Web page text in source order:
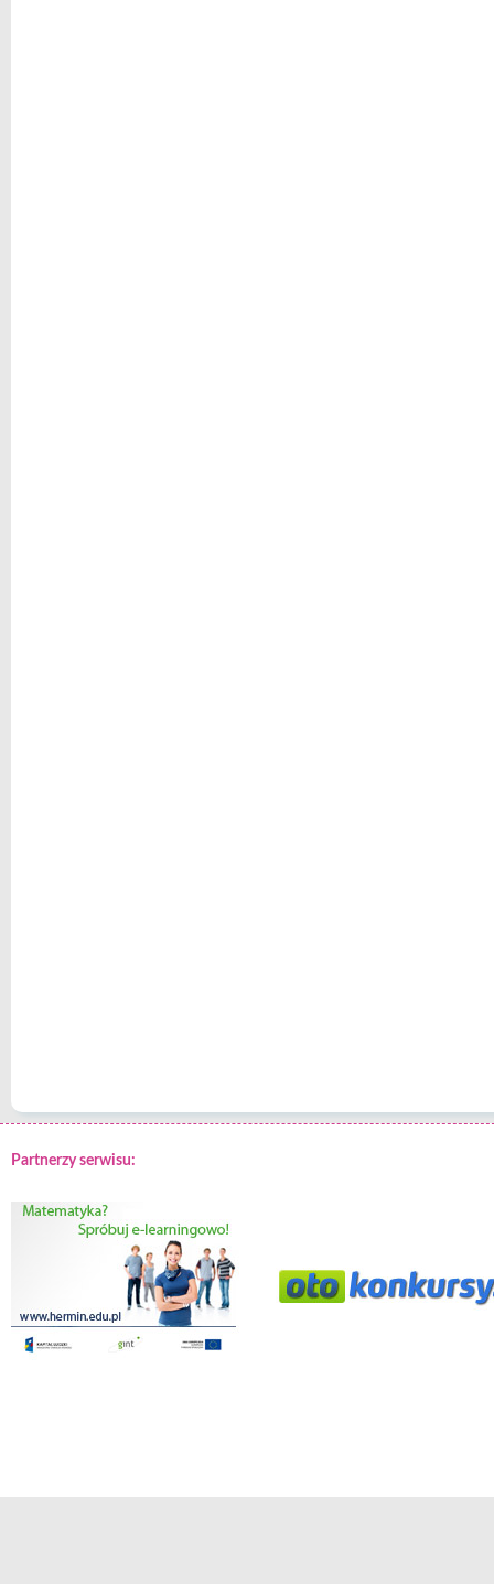
Partnerzy serwisu: